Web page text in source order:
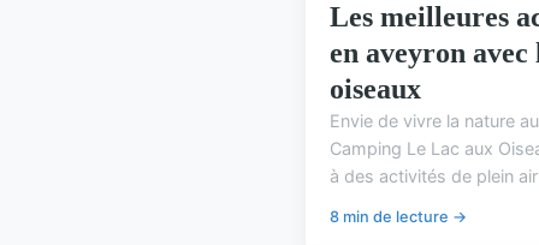
Les meilleures
en aveyron
oiseaux
Envie de vivre la nature
Camping Le Lac aux
à des activités de plein
8 min de lecture →